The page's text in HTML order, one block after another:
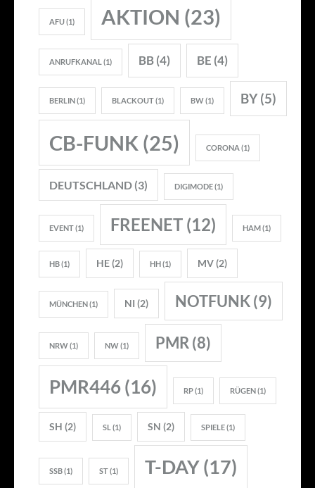
AFU(1) AKTION (23)
ANRUFKANAL (1) BB(4) BE (4)
BERLIN(1) BLACKOUT(1) BW(1) BY(5)
CB-FUNK (25) CORONA(1)
DEUTSCHLAND (3) DIGIMODE(1)
EVENT(1) FREENET (12) HAM(1)
HB(1) HE(2) HH(1) MV(2)
MÜNCHEN(1) NI (2) NOTFUNK(9)
NRW(1) NW(1) PMR(8)
PMR446(16) RP(1) RÜGEN(1)
SH (2) SL (1) SN (2) SPIELE(1)
SSB(1) ST(1) T-DAY(17)